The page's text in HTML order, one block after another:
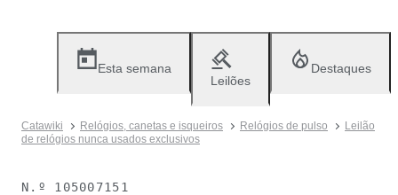
Esta semana
Leilões
Destaques
Catawiki Relógios, canetas e isqueiros Relógios de pulso
Leilão
de relógios nunca usados exclusivos
N.º 105007151